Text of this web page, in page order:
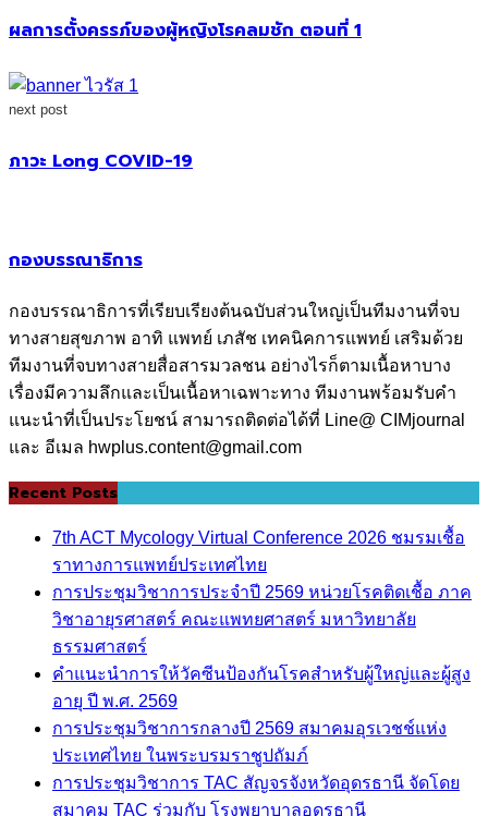
ผลการตั้งครรภ์ของผู้หญิงโรคลมชัก ตอนที่ 1
next post
ภาวะ Long COVID-19
กองบรรณาธิการ
กองบรรณาธิการที่เรียบเรียงต้นฉบับส่วนใหญ่เป็นทีมงานที่จบ
ทางสายสุขภาพ อาทิ แพทย์ เภสัช เทคนิคการแพทย์ เสริมด้วย
ทีมงานที่จบทางสายสื่อสารมวลชน อย่างไรก็ตามเนื้อหาบาง
เรื่องมีความลึกและเป็นเนื้อหาเฉพาะทาง ทีมงานพร้อมรับคำ
แนะนำที่เป็นประโยชน์ สามารถติดต่อได้ที่ Line@ CIMjournal
และ อีเมล hwplus.content@gmail.com
Recent Posts
7th ACT Mycology Virtual Conference 2026 ชมรมเชื้อ
ราทางการแพทย์ประเทศไทย
การประชุมวิชาการประจำปี 2569 หน่วยโรคติดเชื้อ ภาค
วิชาอายุรศาสตร์ คณะแพทยศาสตร์ มหาวิทยาลัย
ธรรมศาสตร์
คำแนะนำการให้วัคซีนป้องกันโรคสำหรับผู้ใหญ่และผู้สูง
อายุ ปี พ.ศ. 2569
การประชุมวิชาการกลางปี 2569 สมาคมอุรเวชช์แห่ง
ประเทศไทย ในพระบรมราชูปถัมภ์
การประชุมวิชาการ TAC สัญจรจังหวัดอุดรธานี จัดโดย
สมาคม TAC ร่วมกับ โรงพยาบาลอุดรธานี